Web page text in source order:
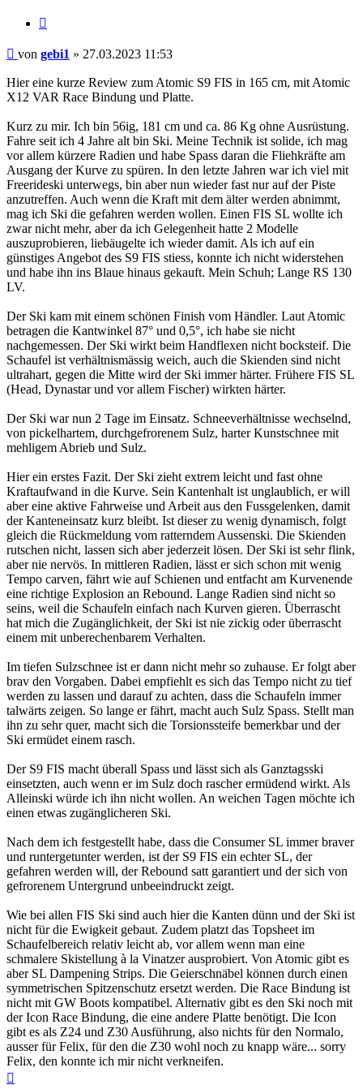
Beitrag
von gebi1 » 27.03.2023 11:53
Hier eine kurze Review zum Atomic S9 FIS in 165 cm, mit Atomic
X12 VAR Race Bindung und Platte.
Kurz zu mir. Ich bin 56ig, 181 cm und ca. 86 Kg ohne Ausrüstung.
Fahre seit ich 4 Jahre alt bin Ski. Meine Technik ist solide, ich mag
vor allem kürzere Radien und habe Spass daran die Fliehkräfte am
Ausgang der Kurve zu spüren. In den letzte Jahren war ich viel mit
Freerideski unterwegs, bin aber nun wieder fast nur auf der Piste
anzutreffen. Auch wenn die Kraft mit dem älter werden abnimmt,
mag ich Ski die gefahren werden wollen. Einen FIS SL wollte ich
zwar nicht mehr, aber da ich Gelegenheit hatte 2 Modelle
auszuprobieren, liebäugelte ich wieder damit. Als ich auf ein
günstiges Angebot des S9 FIS stiess, konnte ich nicht widerstehen
und habe ihn ins Blaue hinaus gekauft. Mein Schuh; Lange RS 130
LV.
Der Ski kam mit einem schönen Finish vom Händler. Laut Atomic
betragen die Kantwinkel 87° und 0,5°, ich habe sie nicht
nachgemessen. Der Ski wirkt beim Handflexen nicht bocksteif. Die
Schaufel ist verhältnismässig weich, auch die Skienden sind nicht
ultrahart, gegen die Mitte wird der Ski immer härter. Frühere FIS SL
(Head, Dynastar und vor allem Fischer) wirkten härter.
Der Ski war nun 2 Tage im Einsatz. Schneeverhältnisse wechselnd,
von pickelhartem, durchgefrorenem Sulz, harter Kunstschnee mit
mehligem Abrieb und Sulz.
Hier ein erstes Fazit. Der Ski zieht extrem leicht und fast ohne
Kraftaufwand in die Kurve. Sein Kantenhalt ist unglaublich, er will
aber eine aktive Fahrweise und Arbeit aus den Fussgelenken, damit
der Kanteneinsatz kurz bleibt. Ist dieser zu wenig dynamisch, folgt
gleich die Rückmeldung vom ratterndem Aussenski. Die Skienden
rutschen nicht, lassen sich aber jederzeit lösen. Der Ski ist sehr flink,
aber nie nervös. In mittleren Radien, lässt er sich schon mit wenig
Tempo carven, fährt wie auf Schienen und entfacht am Kurvenende
eine richtige Explosion an Rebound. Lange Radien sind nicht so
seins, weil die Schaufeln einfach nach Kurven gieren. Überrascht
hat mich die Zugänglichkeit, der Ski ist nie zickig oder überrascht
einem mit unberechenbarem Verhalten.
Im tiefen Sulzschnee ist er dann nicht mehr so zuhause. Er folgt aber
brav den Vorgaben. Dabei empfiehlt es sich das Tempo nicht zu tief
werden zu lassen und darauf zu achten, dass die Schaufeln immer
talwärts zeigen. So lange er fährt, macht auch Sulz Spass. Stellt man
ihn zu sehr quer, macht sich die Torsionssteife bemerkbar und der
Ski ermüdet einem rasch.
Der S9 FIS macht überall Spass und lässt sich als Ganztagsski
einsetzten, auch wenn er im Sulz doch rascher ermüdend wirkt. Als
Alleinski würde ich ihn nicht wollen. An weichen Tagen möchte ich
einen etwas zugänglicheren Ski.
Nach dem ich festgestellt habe, dass die Consumer SL immer braver
und runtergetunter werden, ist der S9 FIS ein echter SL, der
gefahren werden will, der Rebound satt garantiert und der sich von
gefrorenem Untergrund unbeeindruckt zeigt.
Wie bei allen FIS Ski sind auch hier die Kanten dünn und der Ski ist
nicht für die Ewigkeit gebaut. Zudem platzt das Topsheet im
Schaufelbereich relativ leicht ab, vor allem wenn man eine
schmalere Skistellung à la Vinatzer ausprobiert. Von Atomic gibt es
aber SL Dampening Strips. Die Geierschnäbel können durch einen
symmetrischen Spitzenschutz ersetzt werden. Die Race Bindung ist
nicht mit GW Boots kompatibel. Alternativ gibt es den Ski noch mit
der Icon Race Bindung, die eine andere Platte benötigt. Die Icon
gibt es als Z24 und Z30 Ausführung, also nichts für den Normalo,
ausser für Felix, für den die Z30 wohl noch zu knapp wäre... sorry
Felix, den konnte ich mir nicht verkneifen.